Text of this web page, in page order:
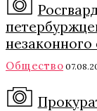
Общество